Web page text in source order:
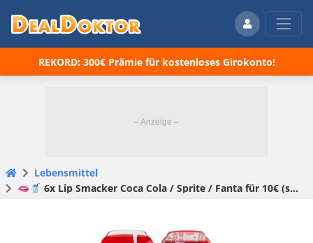
REKORD: 300€ Prämie für kostenloses Girokonto!
Lebensmittel
🫦🥤 6x Lip Smacker Coca Cola / Sprite / Fanta für 10€ (statt 14€) 🎁 in hübscher Geschenkdose